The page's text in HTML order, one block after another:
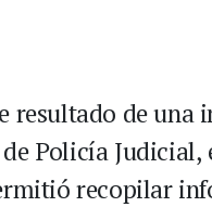
resultado de una
Policía
recopilar